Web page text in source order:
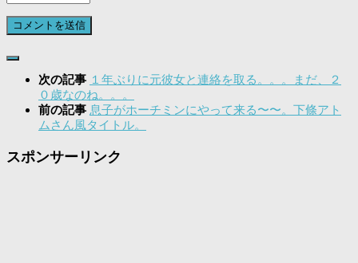
次の記事 １年ぶりに元彼女と連絡を取る。。。まだ、２
０歳なのね。。。
前の記事 息子がホーチミンにやって来る〜〜。下條アト
ムさん風タイトル。
スポンサーリンク